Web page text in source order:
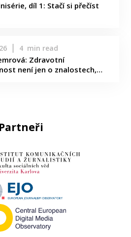
díl 1: Stačí si přečíst
4 min read
Zdravotní
není jen o znalostech,…
Partneři